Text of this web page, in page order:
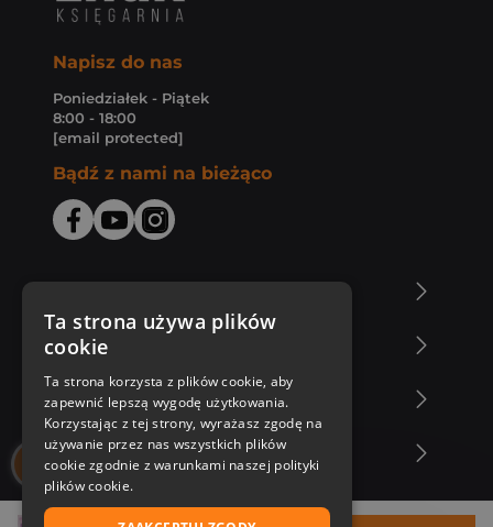
Napisz do nas
Poniedziałek - Piątek
8:00 - 18:00
[email protected]
Bądź z nami na bieżąco
Zakupy u nas
Nasza oferta
Nasi autorzy
Ta strona używa plików
cookie
Ta strona korzysta z plików cookie, aby
zapewnić lepszą wygodę użytkowania.
Korzystając z tej strony, wyrażasz zgodę na
używanie przez nas wszystkich plików
cookie zgodnie z warunkami naszej polityki
plików cookie.